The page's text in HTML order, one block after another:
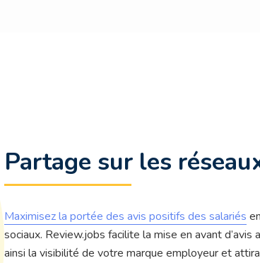
Partage sur les
Maximisez la portée des avis positifs des salariés
sociaux. Review.jobs facilite la mise en avant
ainsi la visibilité de votre marque employeur et